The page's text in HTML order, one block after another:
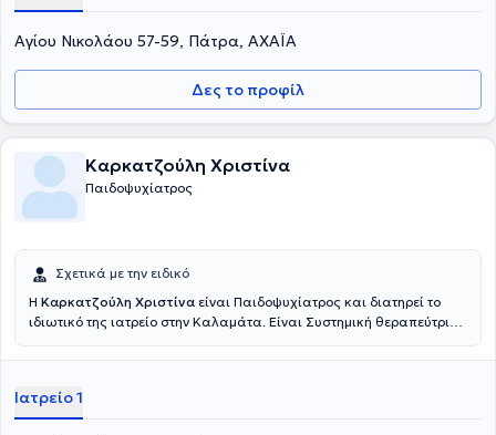
Αγίου Νικολάου 57-59, Πάτρα, ΑΧΑΪΑ
Δες το προφίλ
Καρκατζούλη Χριστίνα
Παιδοψυχίατρος
Σχετικά με την ειδικό
Η Καρκατζούλη Χριστίνα είναι Παιδοψυχίατρος και διατηρεί το
ιδιωτικό της ιατρείο στην Καλαμάτα. Είναι Συστημική θεραπεύτρια ,
Ιατρείο 1